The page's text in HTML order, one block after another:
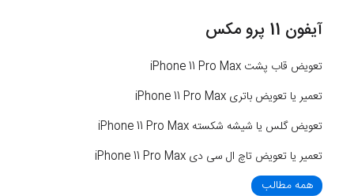
آیفون 11 پرو مکس
تعویض قاب پشت iPhone 11 Pro Max
تعمیر یا تعویض باتری iPhone 11 Pro Max
تعویض گلس یا شیشه شکسته iPhone 11 Pro Max
تعمیر یا تعویض تاچ ال سی دی iPhone 11 Pro Max
همه مطالب